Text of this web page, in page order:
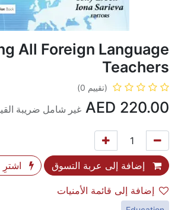
All Foreign Language
Teachers
(تقييم 0)
220.00 غير شامل ضريبة
إضافة إلى عربة التسوق اشترِ
إضافة إلى قائمة الأمنيات